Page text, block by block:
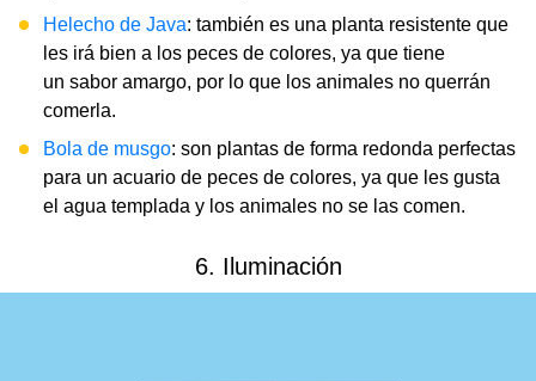
Helecho de Java: también es una planta resistente que
les irá bien a los peces de colores, ya que tiene
un sabor amargo, por lo que los animales no querrán
comerla.
Bola de musgo: son plantas de forma redonda perfectas
para un acuario de peces de colores, ya que les gusta
el agua templada y los animales no se las comen.
6. Iluminación